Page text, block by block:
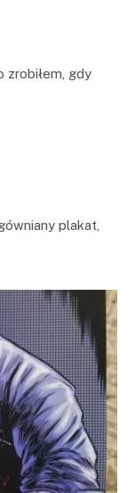
zrobiłem, gdy
plakat,